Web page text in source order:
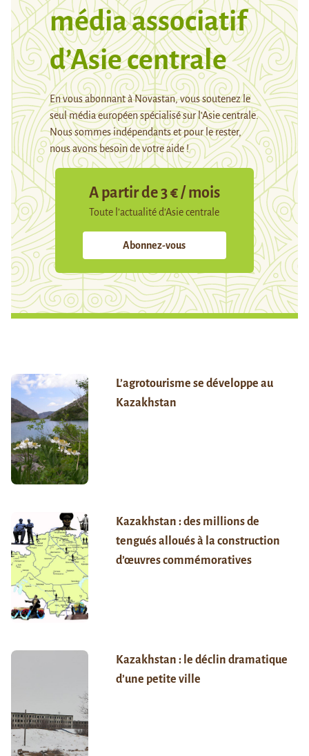
média associatif
d’Asie centrale
En vous abonnant à Novastan, vous soutenez le
seul média européen spécialisé sur l’Asie centrale.
Nous sommes indépendants et pour le rester,
nous avons besoin de votre aide !
A partir de 3 € / mois
Toute l’actualité d’Asie centrale
Abonnez-vous
L’agrotourisme se développe au
Kazakhstan
Kazakhstan : des millions de
tengués alloués à la construction
d’œuvres commémoratives
Kazakhstan : le déclin dramatique
d’une petite ville